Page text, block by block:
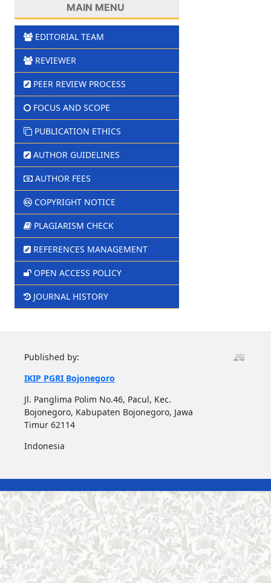
MAIN MENU
EDITORIAL TEAM
REVIEWER
PEER REVIEW PROCESS
FOCUS AND SCOPE
PUBLICATION ETHICS
AUTHOR GUIDELINES
AUTHOR FEES
COPYRIGHT NOTICE
PLAGIARISM CHECK
REFERENCES MANAGEMENT
OPEN ACCESS POLICY
JOURNAL HISTORY
Published by:
IKIP PGRI Bojonegoro
Jl. Panglima Polim No.46, Pacul, Kec.
Bojonegoro, Kabupaten Bojonegoro, Jawa
Timur 62114
Indonesia